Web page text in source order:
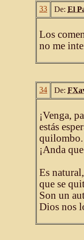
33 De: El
Los
no me
34 De:
¡Venga,
estás
quilombo.
¡Anda
Es
que se
Son un
Dios nos